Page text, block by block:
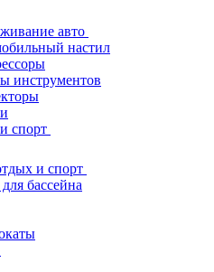
авто
настил
инструментов
спорт
и спорт
бассейна